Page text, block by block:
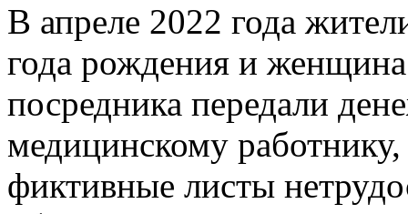
В апреле 2022 года
года рождения и
посредника передали
медицинскому
фиктивные листы